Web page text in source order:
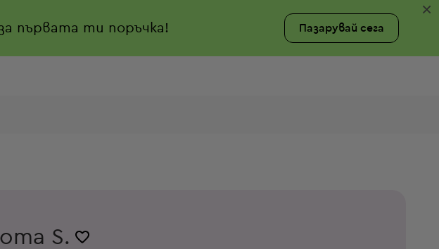
първата ти поръчка! Пазарувай сега
×
S.